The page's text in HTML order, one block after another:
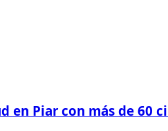
en Piar con más de 60